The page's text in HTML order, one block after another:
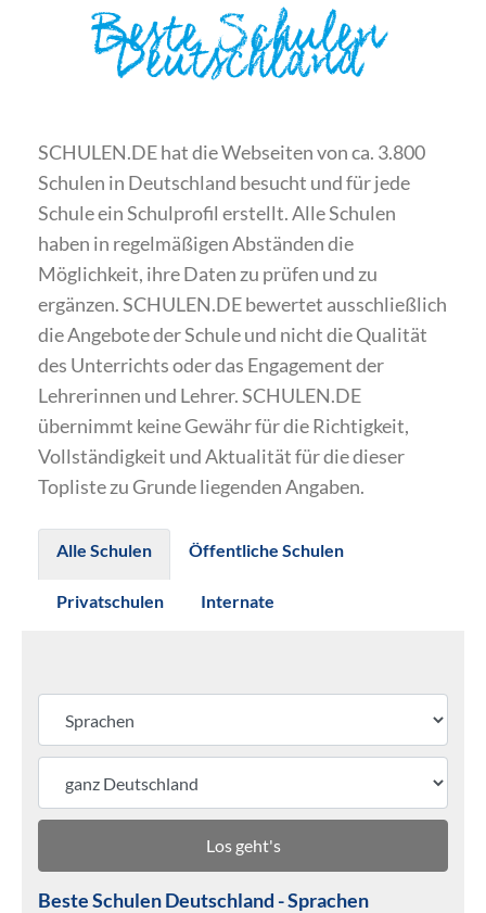
Beste Schulen
Deutschland
SCHULEN.DE hat die Webseiten von ca. 3.800
Schulen in Deutschland besucht und für jede
Schule ein Schulprofil erstellt. Alle Schulen
haben in regelmäßigen Abständen die
Möglichkeit, ihre Daten zu prüfen und zu
ergänzen. SCHULEN.DE bewertet ausschließlich
die Angebote der Schule und nicht die Qualität
des Unterrichts oder das Engagement der
Lehrerinnen und Lehrer. SCHULEN.DE
übernimmt keine Gewähr für die Richtigkeit,
Vollständigkeit und Aktualität für die dieser
Topliste zu Grunde liegenden Angaben.
Alle Schulen Öffentliche Schulen
Privatschulen Internate
Los geht's
Beste Schulen Deutschland - Sprachen